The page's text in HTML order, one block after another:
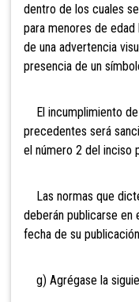
dentro de los cuales
para menores de
de una advertencia
presencia de un
El incumplimiento
precedentes será
el número 2 del inciso
Las normas que
deberán publicarse en
fecha de su
g) Agrégase la